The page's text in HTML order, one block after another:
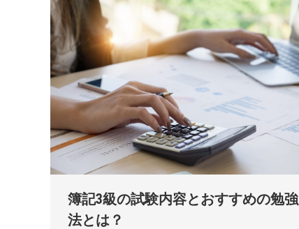
簿記3級の試験内容とおすすめの勉強
法とは？